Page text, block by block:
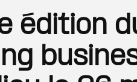
édition